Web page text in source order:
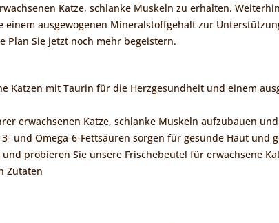
Katze, schlanke Muskeln zu erhalten.
einem ausgewogenen Mineralstoffgehalt zur
Plan Sie jetzt noch mehr begeistern.
Katzen mit Taurin für die Herzgesundheit und einem
erwachsenen Katze, schlanke Muskeln aufzubauen
und Omega-6-Fettsäuren sorgen für gesunde Haut und
und probieren Sie unsere Frischebeutel für erwachsene
Zutaten